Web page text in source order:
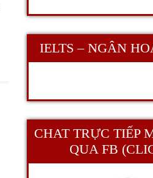
IELTS – NGÂN
CHAT TRỰC TIẾP
QUA FB